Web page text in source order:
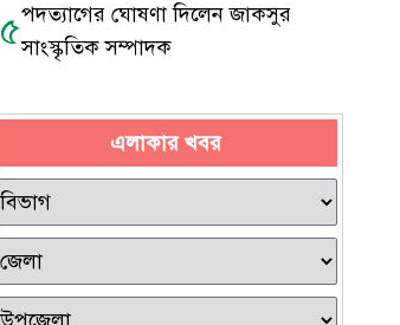
৫পদত্যাগের ঘোষণা দিলেন জাকসুর
সাংস্কৃতিক সম্পাদক
এলাকার খবর